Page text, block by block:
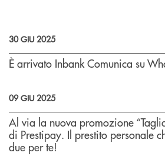
30 GIU 2025
È arrivato Inbank Comunica su
09 GIU 2025
Al via la nuova promozione
di Prestipay. Il prestito personale
due per te!